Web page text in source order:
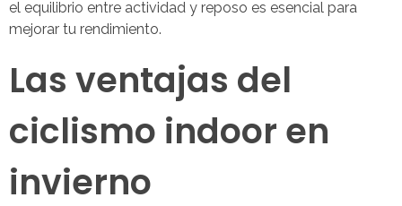
el equilibrio entre actividad y reposo es esencial para
mejorar tu rendimiento.
Las ventajas del
ciclismo indoor en
invierno